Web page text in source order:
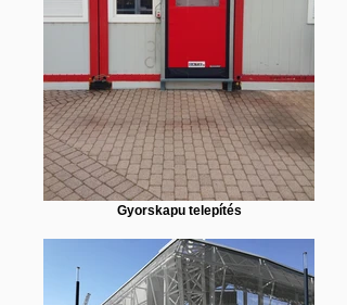
Gyorskapu telepítés